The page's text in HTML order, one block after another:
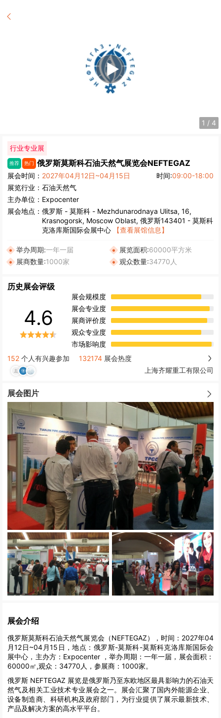
1 / 4
行业专业展
推荐 热门 俄罗斯莫斯科石油天然气展览会NEFTEGAZ
展会时间： 2027年04月12日~04月15日 时间:09:00-18:00
展览行业： 石油天然气
主办单位： Expocenter
展会地点： 俄罗斯 - 莫斯科 - Mezhdunarodnaya Ulitsa, 16,
Krasnogorsk, Moscow Oblast, 俄罗斯143401 - 莫斯科
克洛库斯国际会展中心
【查看展馆信息】
举办周期:一年一届 展览面积:60000平方米
展商数量:1000家 观众数量:34770人
历史展会评级
4.6
展会规模度
展会专业度
展商评价度
观众专业度
市场影响度
152 个人有兴趣参加 132174 展会热度
上海齐耀重工有限公司
展会图片
展会介绍
俄罗斯莫斯科石油天然气展览会（NEFTEGAZ），时间：2027年04
月12日~04月15日，地点：俄罗斯-莫斯科-莫斯科克洛库斯国际会
展中心，主办方：Expocenter ，举办周期：一年一届，展会面积：
60000㎡,观众：34770人，参展商：1000家。
俄罗斯 NEFTEGAZ 展览是俄罗斯乃至东欧地区最具影响力的石油天
然气及相关工业技术专业展会之一。展会汇聚了国内外能源企业、
设备制造商、科研机构及政府部门，为行业提供了展示最新技术、
产品及解决方案的高水平平台。